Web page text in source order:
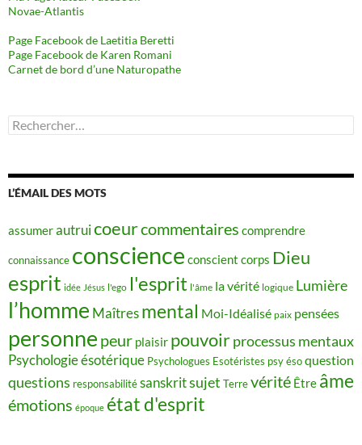
Novae-Atlantis
Page Facebook de Laetitia Beretti
Page Facebook de Karen Romani
Carnet de bord d’une Naturopathe
Rechercher :
L’ÉMAIL DES MOTS
assumerautruicoeurcommentaires comprendre
connaissance conscience conscient corps Dieu
esprit idée Jésus l'ego l'esprit l'âme la vérité logique Lumière
l’homme Maîtres mental Moi-Idéalisé paix pensées
personne peur plaisir pouvoirprocessus mentaux
Psychologie ésotérique Psychologues Esotéristes psy ésoquestion
questions responsabilitésanskritsujet Terrevérité Être âme
émotions époque état d'esprit